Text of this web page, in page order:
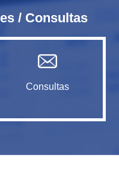
/ Consultas
Consultas